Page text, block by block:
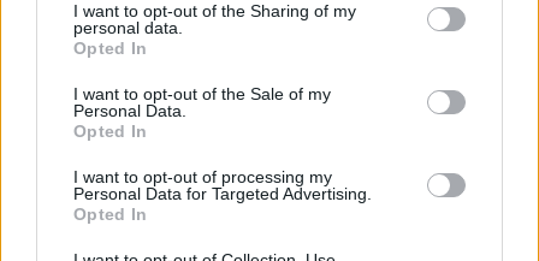
I want to opt-out of the Sharing of my
personal data.
Opted In
I want to opt-out of the Sale of my
Personal Data.
Opted In
I want to opt-out of processing my
Personal Data for Targeted Advertising.
Opted In
Β.Σ. Καρούλιας: Τζίρος 98,7
εκατ. ευρώ και αύξηση κερδών
low & non alcohol
είσοδο στην πολωνική αγορά
Η Chery επενδύει 75 εκατ. δολάρια στην KG Mobility